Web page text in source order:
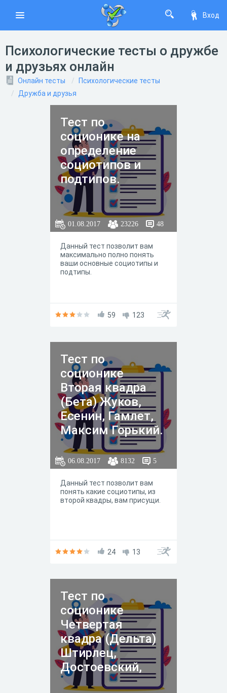
Вход
Психологические тесты о дружбе
и друзьях онлайн
Онлайн тесты
Психологические тесты
Дружба и друзья
Тест по
соционике на
определение
социотипов и
подтипов.
01.08.2017 23226 48
Данный тест позволит вам
максимально полно понять
ваши основные социотипы и
подтипы.
59 123
Тест по
соционике
Вторая квадра
(Бета) Жуков,
Есенин, Гамлет,
Максим Горький.
06.08.2017 8132 5
Данный тест позволит вам
понять какие социотипы, из
второй квадры, вам присущи.
24 13
Тест по
соционике
Четвертая
квадра (Дельта)
Штирлец,
Достоевский,
Гексли, Габен.